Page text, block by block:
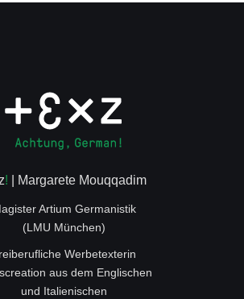
! | Margarete Mouqqadim
Artium Germanistik
(LMU München)
Werbetexterin
aus dem Englischen
und Italienischen